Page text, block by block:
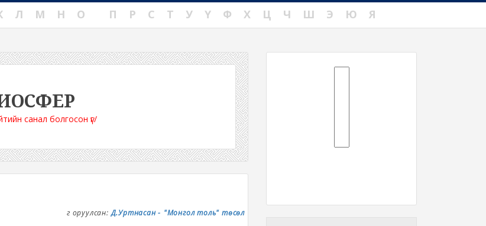
Л М Н О П Р С Т У Ү Ф Х Ц Ч Ш Э Ю Я
санал болгосон үг/
Үг оруулсан:Д.Уртнасан - ᠌᠌"Монгол толь" төсөл